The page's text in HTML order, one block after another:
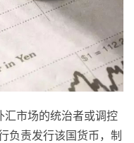
汇市场的统治者或调控
负责发行该国货币，制